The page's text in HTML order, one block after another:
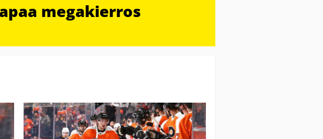
megakierros